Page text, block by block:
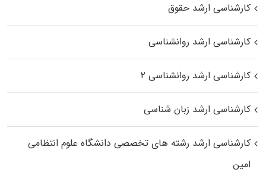
کارشناسی ارشد حقوق
کارشناسی ارشد روانشناسی
کارشناسی ارشد روانشناسی ۲
کارشناسی ارشد زبان شناسی
کارشناسی ارشد رﺷﺘﻪ ﻫﺎی تخصصی داﻧﺸﮕﺎه ﻋﻠﻮم انتظامی
اﻣﻴﻦ